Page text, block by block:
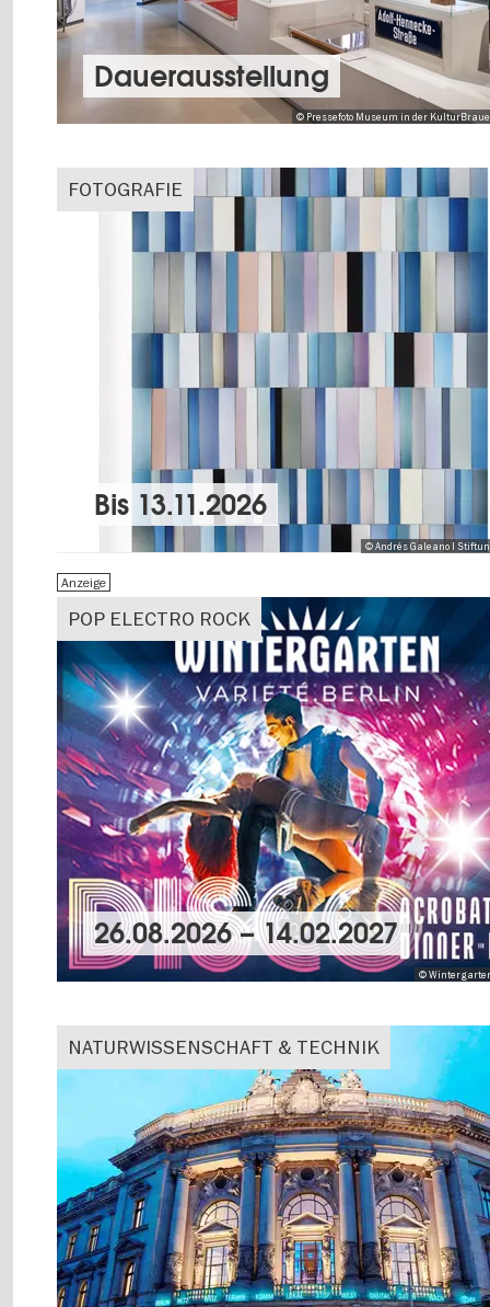
© Pressefoto Museum in der
Dauer­aus­stel­lung
FOTOGRAFIE
© Andrés Galeano I
Bis 13.11.2026
POP ELECTRO ROCK
Anzeige
©
26.08.2026–14.02.2027
NATURWISSENSCHAFT & TECHNIK